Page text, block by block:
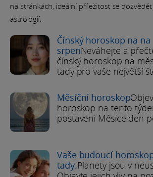
na stránkách, ideální příležitost se
astrologií.
Čínský horoskop na na
srpenNeváhejte a
čínský horoskop na
tady pro vaše největší
Měsíční horoskop
horoskop na tento
postavení Měsíce den
Vaše budoucí
tady.Planety jsou v